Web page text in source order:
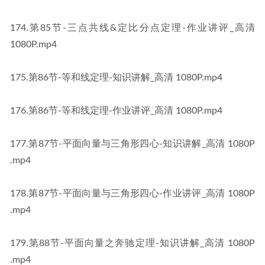
​174​.第85节-三点共线&定比分点定理-作业讲评_高清
1080P​​.mp4
​175​.第86节-等和线定理-知识讲解_高清 1080P​​.mp4
​176​.第86节-等和线定理-作业讲评_高清 1080P​​.mp4
​177​.第87节-平面向量与三角形四心-知识讲解_高清 1080P​​
.mp4
​178​.第87节-平面向量与三角形四心-作业讲评_高清 1080P​​
.mp4
​179​.第88节-平面向量之奔驰定理-知识讲解_高清 1080P​​
.mp4